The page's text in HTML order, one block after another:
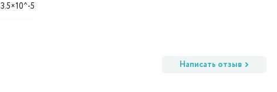
3.5×10^-5
Написать отзыв